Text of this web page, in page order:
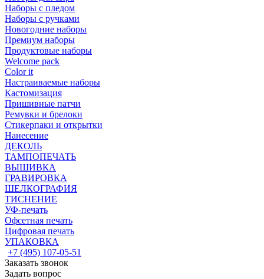
Наборы с пледом
Наборы с ручками
Новогодние наборы
Премиум наборы
Продуктовые наборы
Welcome pack
Color it
Настраиваемые наборы
Кастомизация
Пришивные патчи
Ремувки и брелоки
Стикерпаки и открытки
Нанесение
ДЕКОЛЬ
ТАМПОПЕЧАТЬ
ВЫШИВКА
ГРАВИРОВКА
ШЕЛКОГРАФИЯ
ТИСНЕНИЕ
УФ-печать
Офсетная печать
Цифровая печать
УПАКОВКА
+7 (495) 107-05-51
Заказать звонок
Задать вопрос